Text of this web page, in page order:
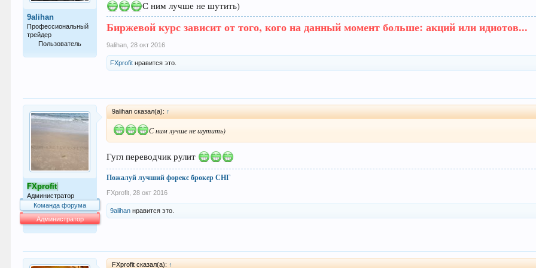
9alihan
Профессиональный
трейдер
Пользователь
С ним лучше не шутить)
Биржевой курс зависит от того, кого на данный момент больше: акций или идиотов...
9alihan 28 окт 2016
FXprofit нравится это.
FXprofit
Администратор
Команда форума
Администратор
9alihan сказал(а): ↑
С ним лучше не шутить)
Гугл переводчик рулит
Пожалуй лучший форекс брокер СНГ
FXprofit 28 окт 2016
9alihan нравится это.
FXprofit сказал(а): ↑